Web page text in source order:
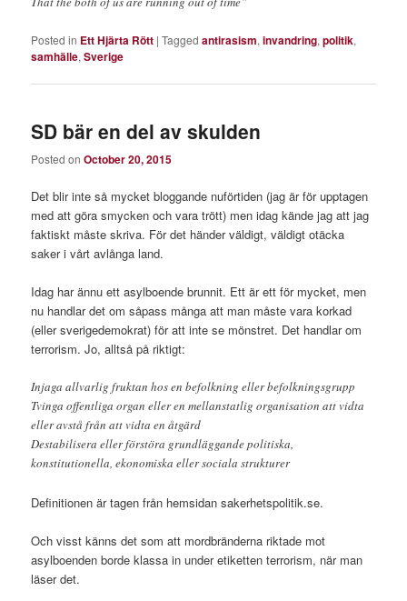
Posted in Ett Hjärta Rött |Tagged antirasism,invandring,politik,
samhälle,Sverige
SD bär en del av skulden
Posted onOctober 20, 2015
Det blir inte så mycket bloggande nuförtiden (jag är för upptagen
med att göra smycken och vara trött) men idag kände jag att jag
faktiskt måste skriva. För det händer väldigt, väldigt otäcka
saker i vårt avlånga land.
Idag har ännu ett asylboende brunnit. Ett är ett för mycket, men
nu handlar det om såpass många att man måste vara korkad
(eller sverigedemokrat) för att inte se mönstret. Det handlar om
terrorism. Jo, alltså på riktigt:
Injaga allvarlig fruktan hos en befolkning eller befolkningsgrupp
Tvinga offentliga organ eller en mellanstatlig organisation att vidta
eller avstå från att vidta en åtgärd
Destabilisera eller förstöra grundläggande politiska,
konstitutionella, ekonomiska eller sociala strukturer
Definitionen är tagen från hemsidan sakerhetspolitik.se.
Och visst känns det som att mordbränderna riktade mot
asylboenden borde klassa in under etiketten terrorism, när man
läser det.